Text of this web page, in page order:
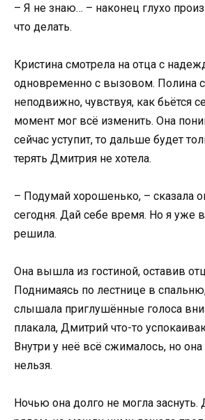
– Я не знаю… – наконец глухо
что делать.
Кристина смотрела на отца с
одновременно с вызовом. Полина
неподвижно, чувствуя, как бьётся
момент мог всё изменить. Она
сейчас уступит, то дальше будет
терять Дмитрия не хотела.
– Подумай хорошенько, – сказала
сегодня. Дай себе время. Но я уже
решила.
Она вышла из гостиной, оставив
Поднимаясь по лестнице в
слышала приглушённые голоса
плакала, Дмитрий что-то
Внутри у неё всё сжималось, но она
нельзя.
Ночью она долго не могла заснуть.